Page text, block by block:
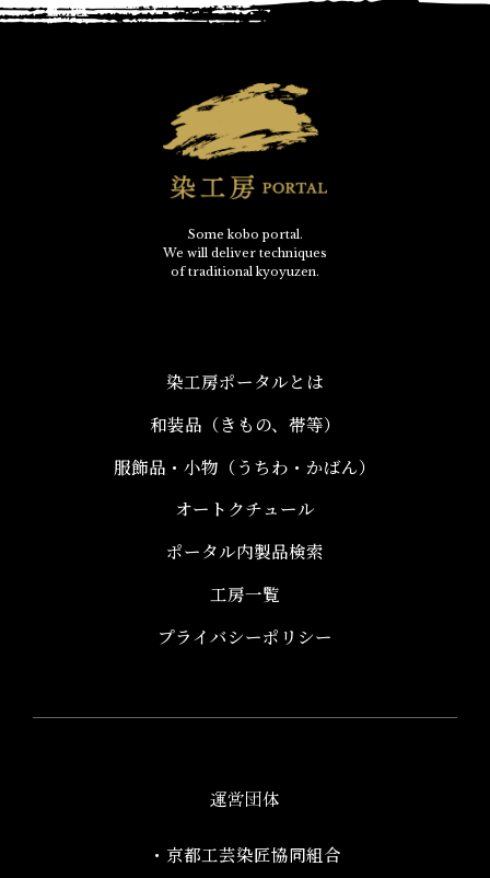
Some kobo portal.
We will deliver techniques
of traditional kyoyuzen.
染工房ポータルとは
和装品（きもの、帯等）​
服飾品・小物​（うちわ・かばん）
オートクチュール
ポータル内製品検索
工房一覧
プライバシーポリシー
運営団体
・京都工芸染匠協同組合​